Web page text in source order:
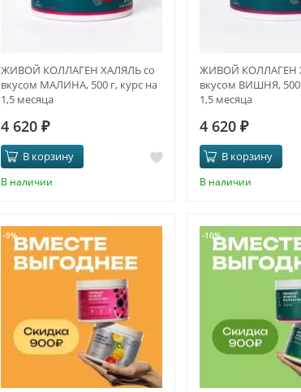
ЖИВОЙ КОЛЛАГЕН ХАЛЯЛЬ со
вкусом МАЛИНА, 500 г, курс на
1,5 месяца
4 620 ₽
В корзину
В наличии
ЖИВОЙ КОЛЛАГЕН
вкусом ВИШНЯ, 500
1,5 месяца
4 620₽
В корзину
В наличии
-9% -10%